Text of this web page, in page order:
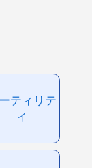
ティリテ
ィ